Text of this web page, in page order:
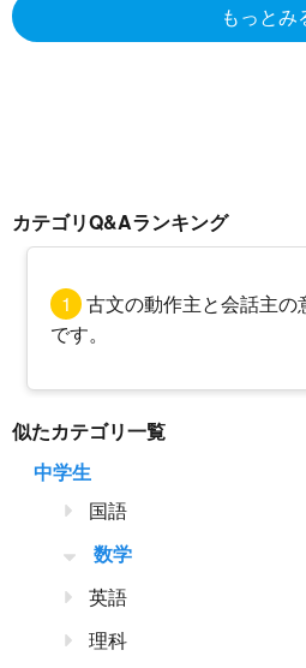
もっとみ
カテゴリQ&Aランキング
1
古文の動作主と会話主の意味が分からない
です。
似たカテゴリ一覧
中学生
国語
数学
英語
理科